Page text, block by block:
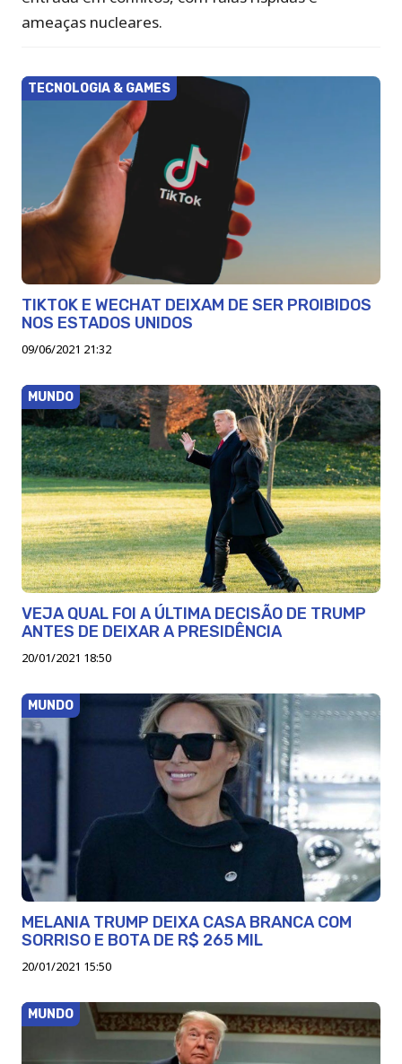
ameaças nucleares.
TECNOLOGIA & GAMES
TIKTOK E WECHAT DEIXAM DE SER PROIBIDOS
NOS ESTADOS UNIDOS
09/06/2021 21:32
MUNDO
VEJA QUAL FOI A ÚLTIMA DECISÃO DE TRUMP
ANTES DE DEIXAR A PRESIDÊNCIA
20/01/2021 18:50
MUNDO
MELANIA TRUMP DEIXA CASA BRANCA COM
SORRISO E BOTA DE R$ 265 MIL
20/01/2021 15:50
MUNDO